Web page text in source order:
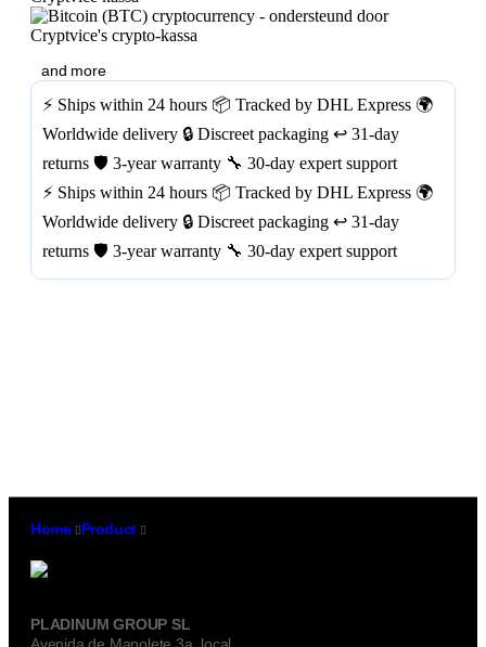
and more
⚡ Ships within 24 hours 📦 Tracked by DHL Express 🌍
Worldwide delivery 🔒 Discreet packaging ↩️ 31-day
returns 🛡️ 3-year warranty 🔧 30-day expert support
⚡ Ships within 24 hours 📦 Tracked by DHL Express 🌍
Worldwide delivery 🔒 Discreet packaging ↩️ 31-day
returns 🛡️ 3-year warranty 🔧 30-day expert support
Home/ Product/
PLADINUM GROUP SL
Avenida de Manolete 3a, local